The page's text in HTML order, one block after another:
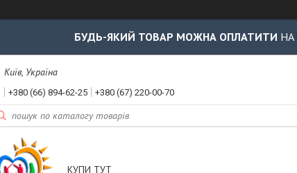
БУДЬ-ЯКИЙ ТОВАР МОЖНА ОПЛАТИТИ НА
Київ, Україна
+380 (66) 894-62-25 +380 (67) 220-00-70
КУПИ ТУТ